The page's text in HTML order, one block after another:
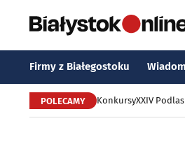
Firmy z Białegostoku
POLECAMY KonkursyXXIV